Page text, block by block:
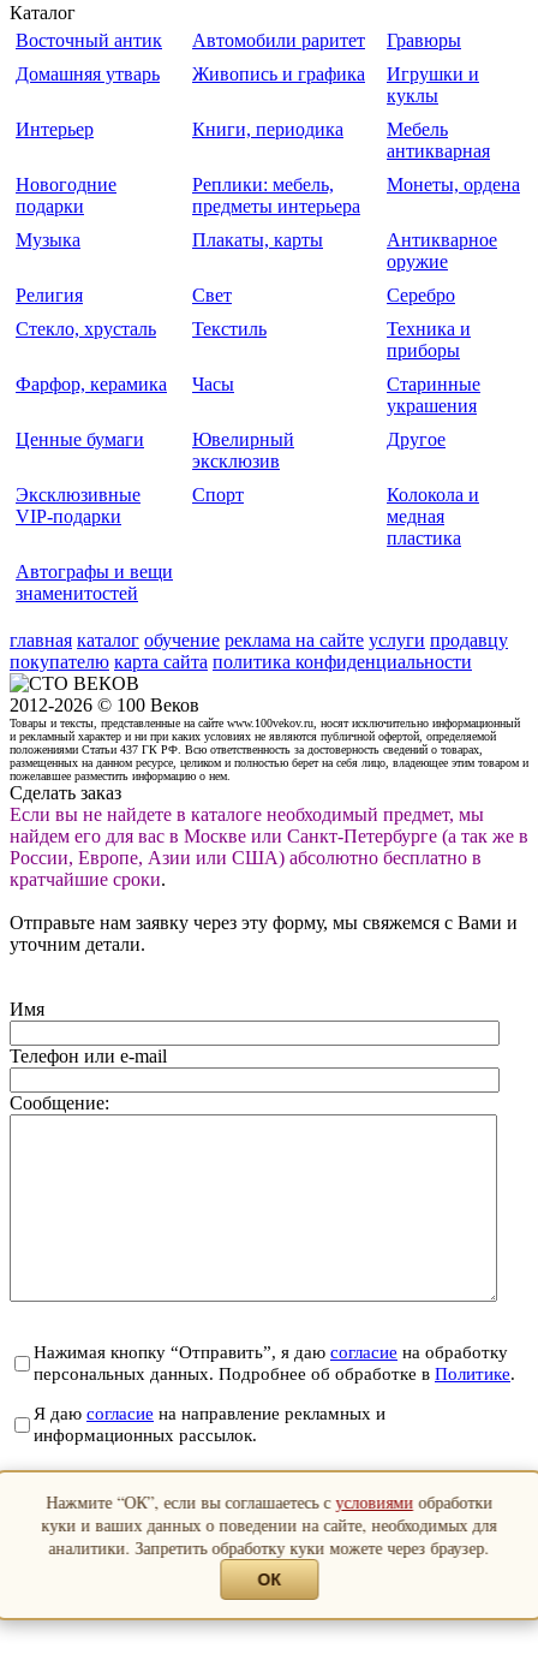
Каталог
Восточный антик
Автомобили раритет
Гравюры
Домашняя утварь
Живопись и графика
Игрушки и
куклы
Интерьер
Книги, периодика
Мебель
антикварная
Новогодние
подарки
Реплики: мебель,
предметы интерьера
Монеты, ордена
Музыка Плакаты, карты
Антикварное
оружие
Религия
Свет
Серебро
Стекло, хрусталь
Текстиль
Техника и
приборы
Фарфор, керамика
Часы
Старинные
украшения
Ценные бумаги
Ювелирный
эксклюзив
Другое
Эксклюзивные
VIP-подарки
Спорт
Колокола и
медная
пластика
Автографы и вещи
знаменитостей
главная каталог обучение реклама на сайте услуги продавцу
покупателю карта сайта политика конфиденциальности
2012-2026 © 100 Веков
Товары и тексты, представленные на сайте www.100vekov.ru, носят исключительно информационный
и рекламный характер и ни при каких условиях не являются публичной офертой, определяемой
положениями Статьи 437 ГК РФ. Всю ответственность за достоверность сведений о товарах,
размещенных на данном ресурсе, целиком и полностью берет на себя лицо, владеющее этим товаром и
пожелавшее разместить информацию о нем.
Сделать заказ
Если вы не найдете в каталоге необходимый предмет, мы
найдем его для вас в Москве или Санкт-Петербурге (а так же в
России, Европе, Азии или США) абсолютно бесплатно в
кратчайшие сроки.
Отправьте нам заявку через эту форму, мы свяжемся с Вами и
уточним детали.
Имя
Телефон или e-mail
Сообщение:
Нажимая кнопку “Отправить”, я даю согласие на обработку
персональных данных. Подробнее об обработке в Политике.
Я даю согласие на направление рекламных и
информационных рассылок.
Отправить
Закрыть
Нажмите “ОК”, если вы соглашаетесь сусловиями обработки
куки и ваших данных о поведении на сайте, необходимых для
аналитики. Запретить обработку куки можете через браузер.
ОК